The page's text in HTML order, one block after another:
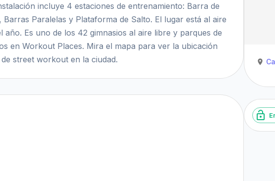
incluye 4 estaciones de entrenamiento: Barra de
Barras Paralelas y Plataforma de Salto. El lugar está al aire
Es uno de los 42 gimnasios al aire libre y parques de
en Workout Places. Mira el mapa para ver la ubicación
street workout en la ciudad.